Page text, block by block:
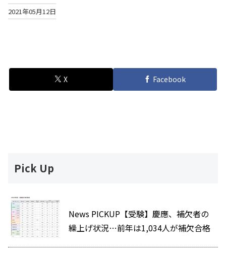
2021年05月12日
X Facebook
Pick Up
News PICKUP【受験】慶應、補欠者の
繰上げ状況…前年は1,034人が補欠合格